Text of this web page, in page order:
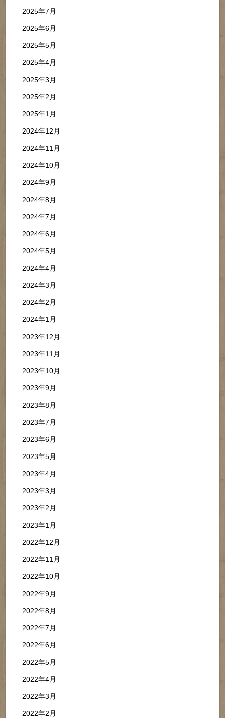
2025年7月
2025年6月
2025年5月
2025年4月
2025年3月
2025年2月
2025年1月
2024年12月
2024年11月
2024年10月
2024年9月
2024年8月
2024年7月
2024年6月
2024年5月
2024年4月
2024年3月
2024年2月
2024年1月
2023年12月
2023年11月
2023年10月
2023年9月
2023年8月
2023年7月
2023年6月
2023年5月
2023年4月
2023年3月
2023年2月
2023年1月
2022年12月
2022年11月
2022年10月
2022年9月
2022年8月
2022年7月
2022年6月
2022年5月
2022年4月
2022年3月
2022年2月